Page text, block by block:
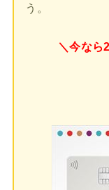
う。
＼今なら